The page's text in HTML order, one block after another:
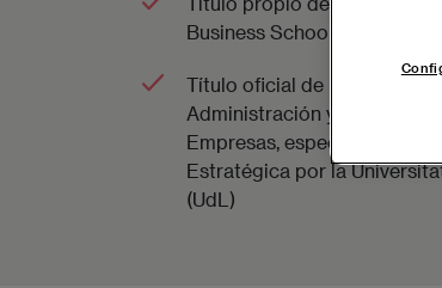
Business School
Título oficial de Máster
Administración y Dirección de
Empresas, especialidad en
Estratégica por la
(UdL)